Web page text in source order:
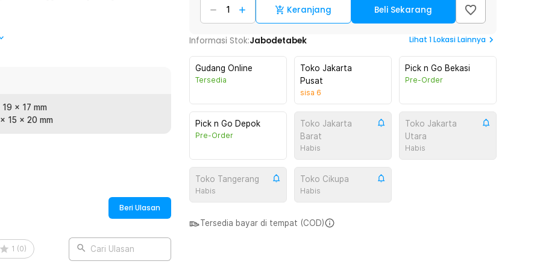
kikir kuku untuk merapikan dan
dalam jangka panjang. Bahan
19 x 17 mm
15 x 20 mm
Beri Ulasan
1 (0) Cari Ulasan
Keranjang Beli Sekarang
Informasi Stok:Jabodetabek Lihat 1Lokasi Lainnya
Gudang Online
Tersedia
Toko Jakarta
Pusat
sisa 6
Pick n Go Bekasi
Pre-Order
Pick n Go Depok
Pre-Order
Toko Jakarta
Barat
Habis
Toko Jakarta
Utara
Habis
Toko Tangerang
Habis
Toko Cikupa
Habis
Tersedia bayar di tempat (COD)